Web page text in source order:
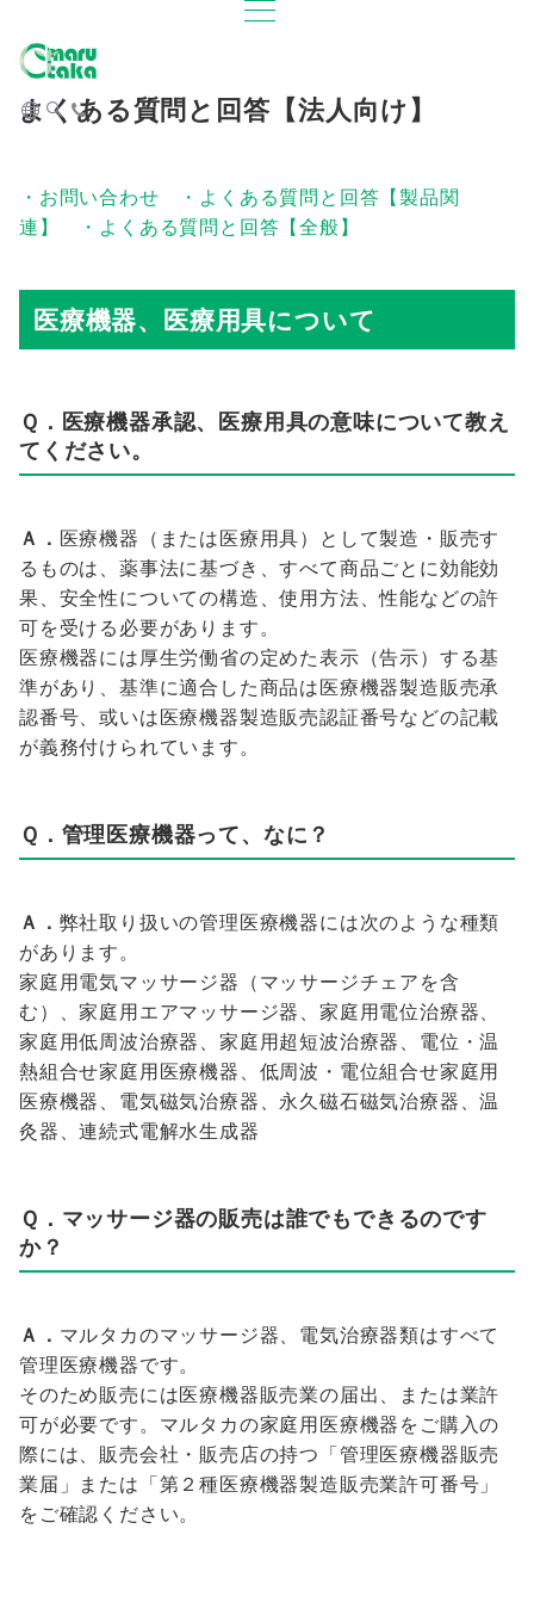
よくある質問と回答【法人向け】
・お問い合わせ
・よくある質問と回答【製品関
連】
・よくある質問と回答【全般】
医療機器、医療用具について
Ｑ．医療機器承認、医療用具の意味について教え
てください。
Ａ． 医療機器（または医療用具）として製造・販売す
るものは、薬事法に基づき、すべて商品ごとに効能効
果、安全性についての構造、使用方法、性能などの許
可を受ける必要があります。
医療機器には厚生労働省の定めた表示（告示）する基
準があり、基準に適合した商品は医療機器製造販売承
認番号、或いは医療機器製造販売認証番号などの記載
が義務付けられています。
Ｑ．管理医療機器って、なに？
Ａ． 弊社取り扱いの管理医療機器には次のような種類
があります。
家庭用電気マッサージ器（マッサージチェアを含
む）、家庭用エアマッサージ器、家庭用電位治療器、
家庭用低周波治療器、家庭用超短波治療器、電位・温
熱組合せ家庭用医療機器、低周波・電位組合せ家庭用
医療機器、電気磁気治療器、永久磁石磁気治療器、温
灸器、連続式電解水生成器
Ｑ．マッサージ器の販売は誰でもできるのです
か？
Ａ． マルタカのマッサージ器、電気治療器類はすべて
管理医療機器です。
そのため販売には医療機器販売業の届出、または業許
可が必要です。マルタカの家庭用医療機器をご購入の
際には、販売会社・販売店の持つ「管理医療機器販売
業届」または「第２種医療機器製造販売業許可番号」
をご確認ください。